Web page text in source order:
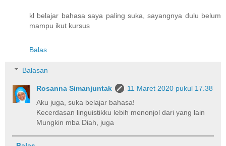
kl belajar bahasa saya paling suka, sayangnya dulu belum
mampu ikut kursus
Balas
Balasan
Rosanna Simanjuntak
11 Maret 2020 pukul 17.38
Aku juga, suka belajar bahasa!
Kecerdasan linguistikku lebih menonjol dari yang lain
Mungkin mba Diah, juga